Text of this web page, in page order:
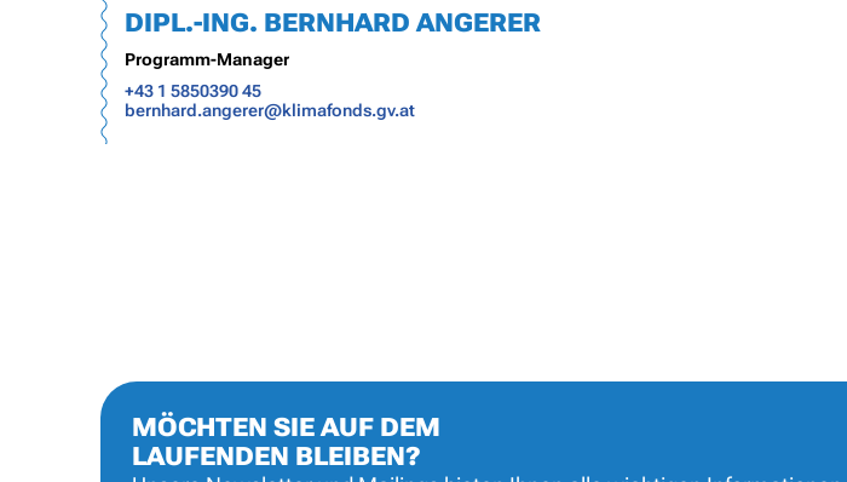
DIPL.-ING. BERNHARD ANGERER
Programm-Manager
+43 1 5850390 45
bernhard.angerer@klimafonds.gv.at
MÖCHTEN SIE AUF DEM
LAUFENDEN BLEIBEN?